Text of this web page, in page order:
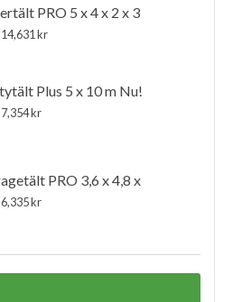
PRO 5 x 4 x 2 x 3
kr
Plus 5 x 10 m Nu!
kr
PRO 3,6 x 4,8 x
kr